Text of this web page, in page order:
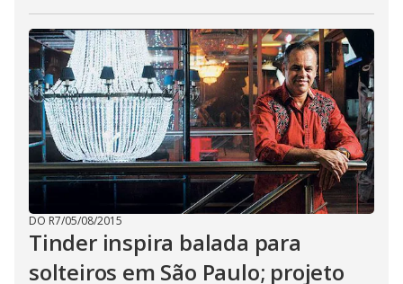
DO R7/05/08/2015
Tinder inspira balada para
solteiros em São Paulo; projeto